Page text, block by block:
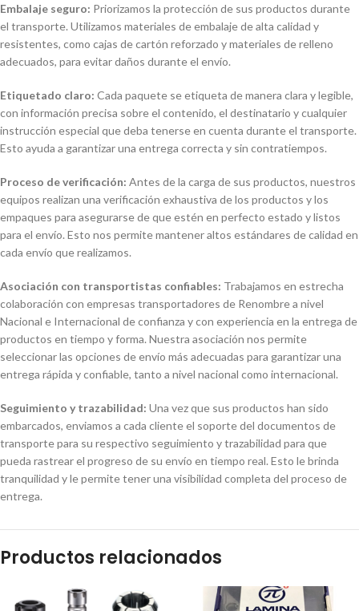
Embalaje seguro: Priorizamos la protección de sus productos durante
el transporte. Utilizamos materiales de embalaje de alta calidad y
resistentes, como cajas de cartón reforzado y materiales de relleno
adecuados, para evitar daños durante el envío.
Etiquetado claro: Cada paquete se etiqueta de manera clara y legible,
con información precisa sobre el contenido, el destinatario y cualquier
instrucción especial que deba tenerse en cuenta durante el transporte.
Esto ayuda a garantizar una entrega correcta y sin contratiempos.
Proceso de verificación: Antes de la carga de sus productos, nuestros
equipos realizan una verificación exhaustiva de los productos y los
empaques para asegurarse de que estén en perfecto estado y listos
para el envío. Esto nos permite mantener altos estándares de calidad en
cada envío que realizamos.
Asociación con transportistas confiables: Trabajamos en estrecha
colaboración con empresas transportadores de Renombre a nivel
Nacional e Internacional de confianza y con experiencia en la entrega de
productos en tiempo y forma. Nuestra asociación nos permite
seleccionar las opciones de envío más adecuadas para garantizar una
entrega rápida y confiable, tanto a nivel nacional como internacional.
Seguimiento y trazabilidad: Una vez que sus productos han sido
embarcados, enviamos a cada cliente el soporte del documentos de
transporte para su respectivo seguimiento y trazabilidad para que
pueda rastrear el progreso de su envío en tiempo real. Esto le brinda
tranquilidad y le permite tener una visibilidad completa del proceso de
entrega.
Productos relacionados